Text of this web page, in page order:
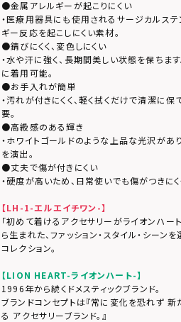
●金属アレルギーが起こりにくい
・医療用器具にも使用されるサージカルステ
ギー反応を起こしにくい素材。
●錆びにくく、変色しにくい
・水や汗に強く、長期間美しい状態を保ちま
に着用可能。
●お手入れが簡単
・汚れが付きにくく、軽く拭くだけで清潔に
要。
●高級感のある輝き
・ホワイトゴールドのような上品な光沢があ
を演出。
●丈夫で傷が付きにくい
・硬度が高いため、日常使いでも傷がつきにく
【LH-1-エルエイチワン-】
「初めて着けるアクセサリーがライオンハー
ら生まれた、ファッション・スタイル・シーン
コレクション。
【LION HEART-ライオンハート-】
1996年から続くドメスティックブランド。
ブランドコンセプトは『常に変化を恐れず
る アクセサリーブランド。』